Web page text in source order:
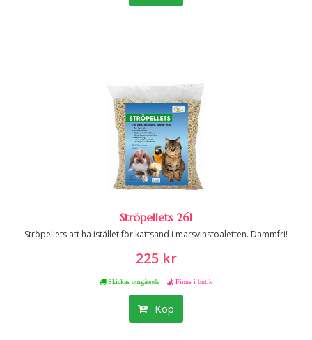
Ströpellets 26l
Ströpellets att ha istället för kattsand i marsvinstoaletten. Dammfri!
225 kr
Skickas omgående | Finns i butik
Köp